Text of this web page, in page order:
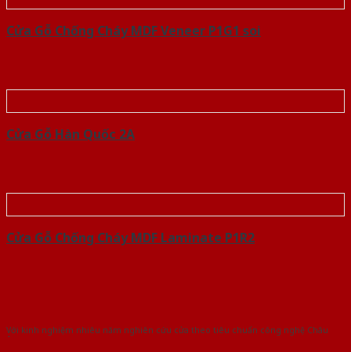
Cửa Gỗ Chống Cháy MDF Veneer P1G1 soi
Cửa Gỗ Hàn Quốc 2A
Cửa Gỗ Chống Cháy MDF Laminate P1R2
Với kinh nghiệm nhiêu năm nghiên cứu cửa theo tiêu chuẩn công nghệ Châu
Âu.Chúng tôi tự tin là nhà sản xuất & cung cấp hàng đầu tại Việt Nam!